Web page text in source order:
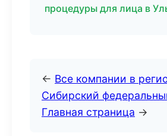
процедуры для лица в
← Все компании в
Сибирский
Главная страница →